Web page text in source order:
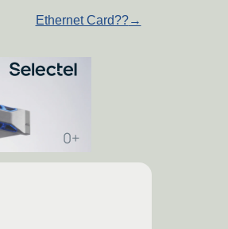
Ethernet Card??→